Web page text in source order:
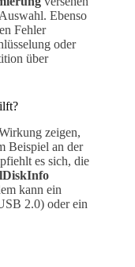
Ebenso
Fehler
oder
über
zeigen,
Beispiel an der
es sich, die
kann ein
2.0) oder ein